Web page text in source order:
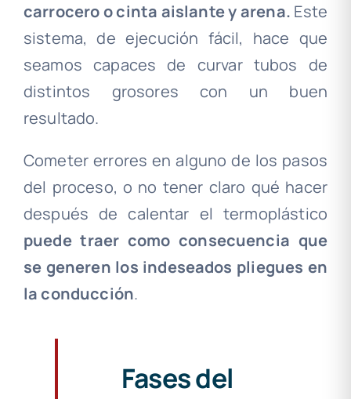
carrocero o cinta aislante y arena. Este
sistema, de ejecución fácil, hace que
seamos capaces de curvar tubos de
distintos grosores con un buen
resultado.
Cometer errores en alguno de los pasos
del proceso, o no tener claro qué hacer
después de calentar el termoplástico
puede traer como consecuencia que
se generen los indeseados pliegues en
la conducción.
Fases del